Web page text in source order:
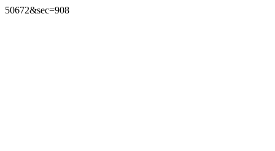
50672&sec=908